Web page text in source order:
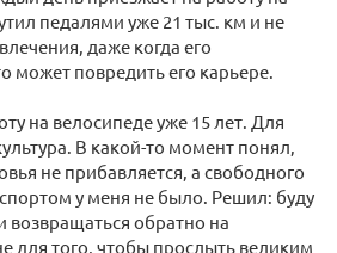
педалями уже 21 тыс. км и не
даже когда его
может повредить его карьере.
на велосипеде уже 15 лет. Для
В какой-то момент понял,
не прибавляется, а свободного
у меня не было. Решил: буду
возвращаться обратно на
для того, чтобы прослыть великим